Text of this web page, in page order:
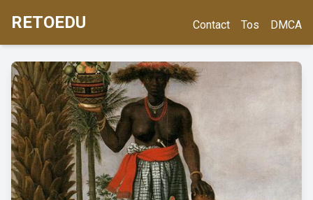
RETOEDU Contact Tos DMCA